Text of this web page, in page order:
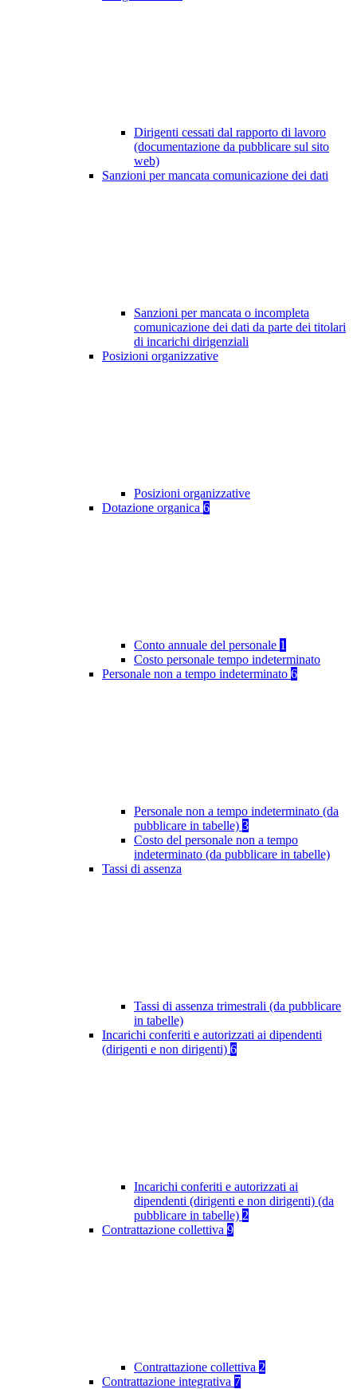
Dirigenti cessati dal rapporto di lavoro
(documentazione da pubblicare sul sito
web)
Sanzioni per mancata comunicazione dei dati
Sanzioni per mancata o incompleta
comunicazione dei dati da parte dei titolari
di incarichi dirigenziali
Posizioni organizzative
Posizioni organizzative
Dotazione organica 6
Conto annuale del personale 1
Costo personale tempo indeterminato
Personale non a tempo indeterminato 6
Personale non a tempo indeterminato (da
pubblicare in tabelle) 3
Costo del personale non a tempo
indeterminato (da pubblicare in tabelle)
Tassi di assenza
Tassi di assenza trimestrali (da pubblicare
in tabelle)
Incarichi conferiti e autorizzati ai dipendenti
(dirigenti e non dirigenti) 6
Incarichi conferiti e autorizzati ai
dipendenti (dirigenti e non dirigenti) (da
pubblicare in tabelle) 2
Contrattazione collettiva 9
Contrattazione collettiva 2
Contrattazione integrativa 7